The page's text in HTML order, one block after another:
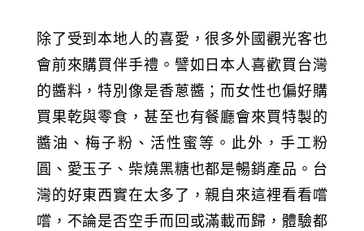
除了受到本地人的喜愛，很多外國觀光客也
會前來購買伴手禮。譬如日本人喜歡買台灣
的醬料，特別像是香蔥醬；而女性也偏好購
買果乾與零食，甚至也有餐廳會來買特製的
醬油、梅子粉、活性蜜等。此外，手工粉
圓、愛玉子、柴燒黑糖也都是暢銷產品。台
灣的好東西實在太多了，親自來這裡看看嚐
嚐，不論是否空手而回或滿載而歸，體驗都